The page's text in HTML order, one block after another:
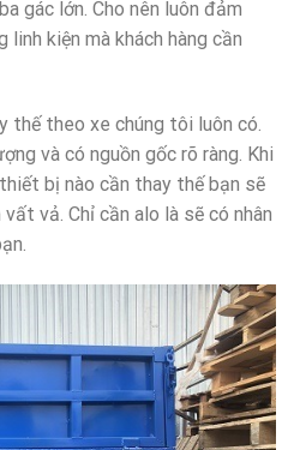
gác lớn. Cho nên luôn đảm
kiện mà khách hàng cần
thế theo xe chúng tôi luôn có.
và có nguồn gốc rõ ràng. Khi
bị nào cần thay thế bạn sẽ
vả. Chỉ cần alo là sẽ có nhân